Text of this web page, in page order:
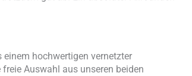
einem hochwertigen vernetzter
Auswahl aus unseren beiden